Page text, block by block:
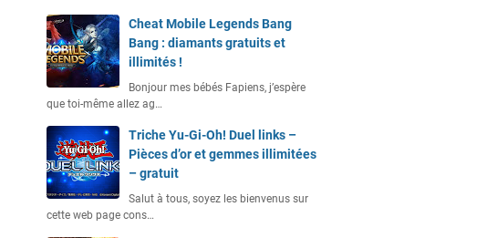
Cheat Mobile Legends Bang
Bang : diamants gratuits et
illimités !
Bonjour mes bébés Fapiens, j’espère
que toi-même allez ag…
Triche Yu-Gi-Oh! Duel links –
Pièces d’or et gemmes illimitées
– gratuit
Salut à tous, soyez les bienvenus sur
cette web page cons…